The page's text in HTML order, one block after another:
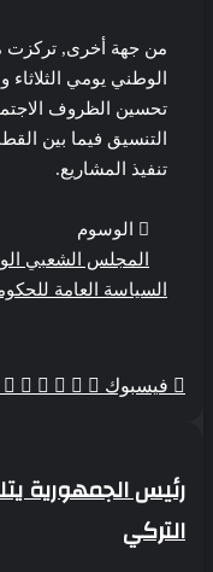
من جهة أخرى, تركزت
الوطني يومي الثلاثاء
تحسين الظروف
التنسيق فيما بين
تنفيذ المشاريع.
الوسوم
المجلس الشعبي
السياسة العامة للحكومة
فيسبوك ماسنجر
واتسابڤايبر
رئيس
الجمهورية
يتلقى
مكالمة
رئيس الجمهورية
التركي